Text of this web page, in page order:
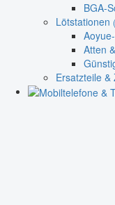
BGA-
Lötstationen
Atten
Ersatzteile &